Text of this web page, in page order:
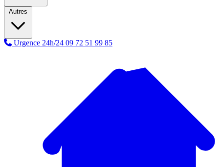
Autres
Urgence 24h/24 09 72 51 99 85